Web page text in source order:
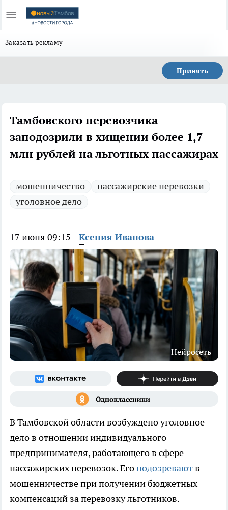
Заказать рекламу
Принять
Тамбовского перевозчика
заподозрили в хищении более 1,7
млн рублей на льготных пассажирах
мошенничество
пассажирские перевозки
уголовное дело
17 июня 09:15 Ксения Иванова
Нейросеть
В Тамбовской области возбуждено уголовное
дело в отношении индивидуального
предпринимателя, работающего в сфере
пассажирских перевозок. Егоподозреваютв
мошенничестве при получении бюджетных
компенсаций за перевозку льготников.